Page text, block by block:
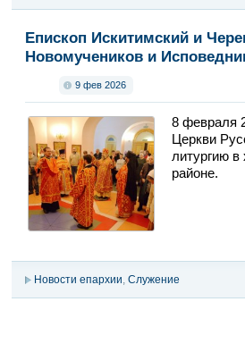
Епископ Искитимский и
Новомучеников и
9 фев 2026
8 февраля
Церкви
литургию
районе.
Новости епархии Служение